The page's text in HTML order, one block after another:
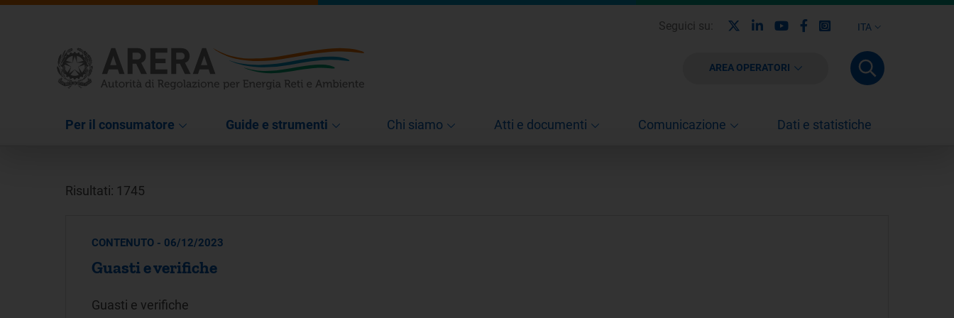
ITA
Seguici su: LinkedinYoutubeFacebook
Instagram
AREA OPERATORI
Per il consumatore Guide e strumenti Chi siamo Atti e documenti Comunicazione Dati e statistiche
Risultati: 1745
CONTENUTO - 06/12/2023
Guasti e verifiche
Guasti e verifiche